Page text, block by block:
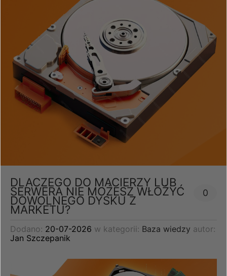
DLACZEGO DO MACIERZY LUB
SERWERA NIE MOŻESZ WŁOŻYĆ
DOWOLNEGO DYSKU Z
MARKETU?
0
Dodano: 20-07-2026 w kategorii: Baza wiedzy autor:
Jan Szczepanik